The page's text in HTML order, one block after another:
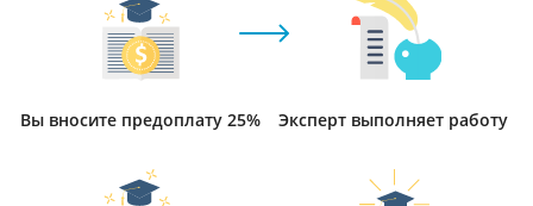
Вы вносите предоплату 25% Эксперт выполняет работу